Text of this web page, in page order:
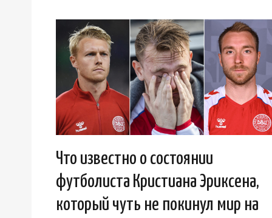
Что известно о состоянии
футболиста Кристиана Эриксена,
который чуть не покинул мир на